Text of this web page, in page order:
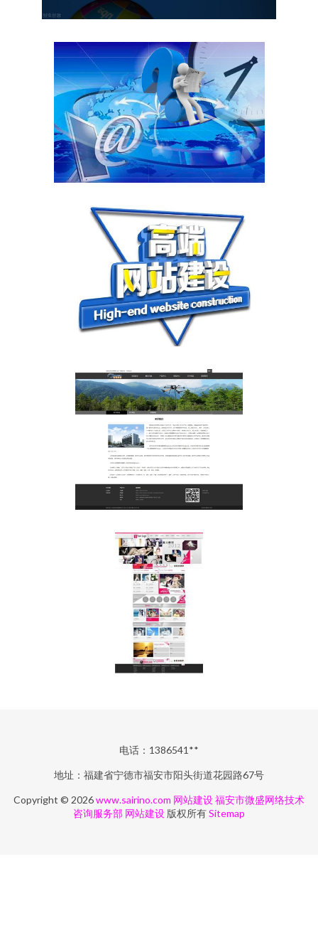
电话：1386541**
地址：福建省宁德市福安市阳头街道花园路67号
Copyright © 2026www.sairino.com 网站建设福安市微盛网络技术
咨询服务部 网站建设 版权所有Sitemap